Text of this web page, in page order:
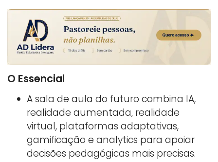
O Essencial
A sala de aula do futuro combina IA,
realidade aumentada, realidade
virtual, plataformas adaptativas,
gamificação e analytics para apoiar
decisões pedagógicas mais precisas.